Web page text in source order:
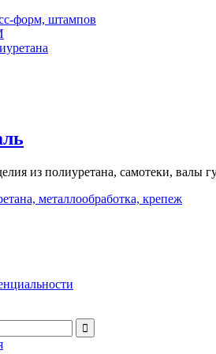
форм, штампов
из полиуретана, самотеки, валы
металлообработка, крепеж